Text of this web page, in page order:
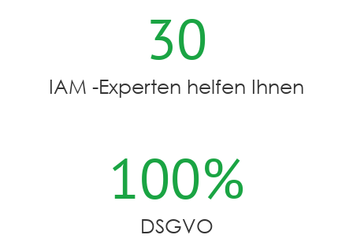
30
IAM -Experten helfen Ihnen
100%
DSGVO